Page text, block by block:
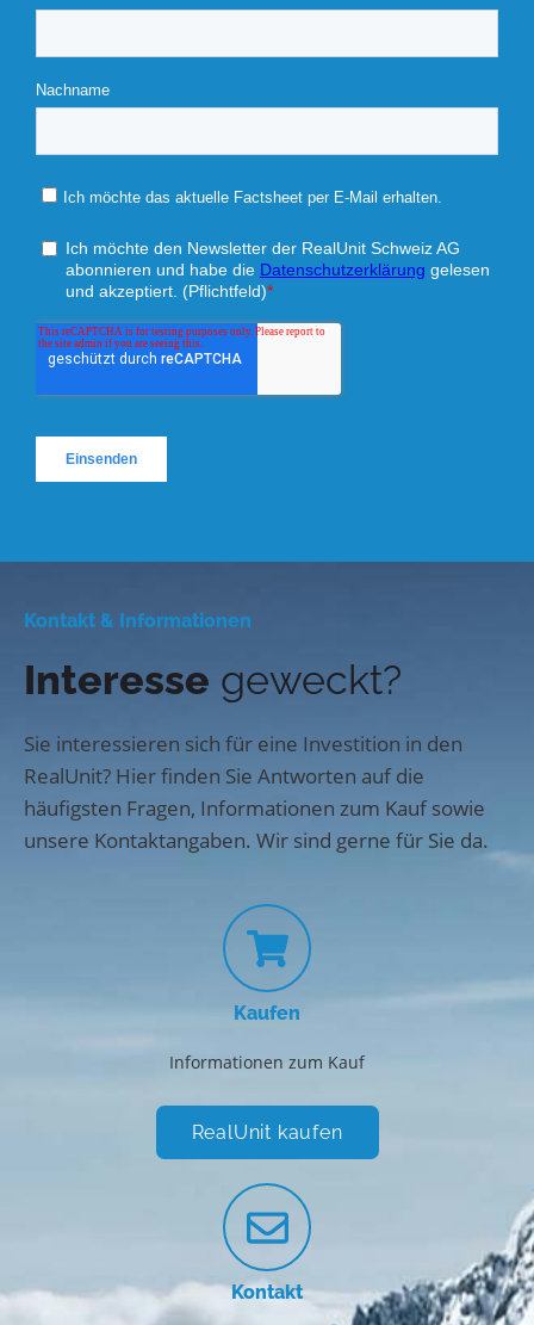
Kontakt & Informationen
Interesse geweckt?
Sie interessieren sich für eine Investition in den
RealUnit? Hier finden Sie Antworten auf die
häufigsten Fragen, Informationen zum Kauf sowie
unsere Kontaktangaben. Wir sind gerne für Sie da.
Kaufen
Informationen zum Kauf
RealUnit kaufen
Kontakt